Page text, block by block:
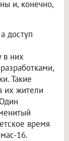
и, конечно,
доступ
в них
Такие
их жители
время
16.